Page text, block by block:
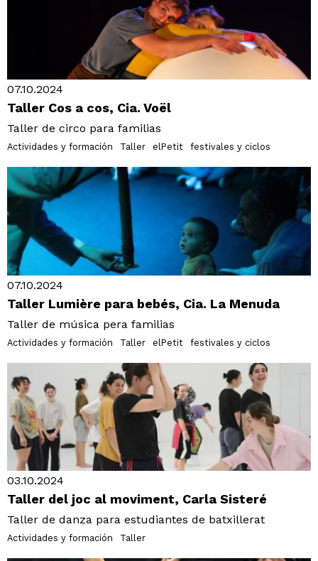
07.10.2024
Taller Cos a cos, Cia. Voël
Taller de circo para familias
Actividades y formación Taller elPetit festivales y ciclos
07.10.2024
Taller Lumière para bebés, Cia. La Menuda
Taller de música pera familias
Actividades y formación Taller elPetit festivales y ciclos
03.10.2024
Taller del joc al moviment, Carla Sisteré
Taller de danza para estudiantes de batxillerat
Actividades y formación Taller